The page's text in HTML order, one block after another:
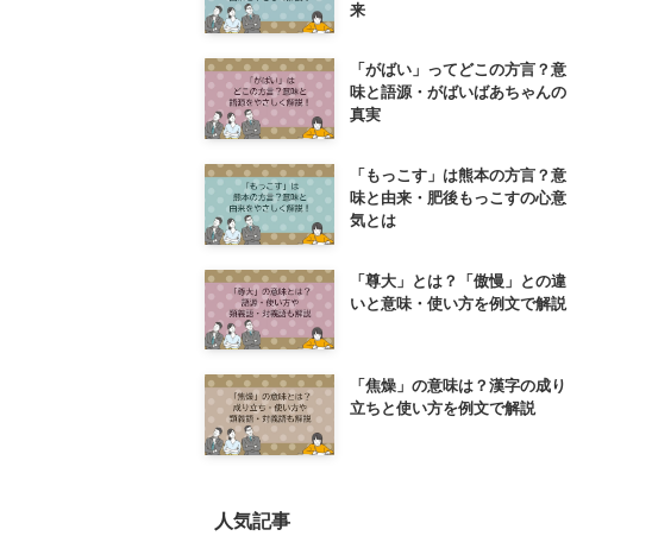
来
「がばい」ってどこの方言？意
味と語源・がばいばあちゃんの
真実
「もっこす」は熊本の方言？意
味と由来・肥後もっこすの心意
気とは
「尊大」とは？「傲慢」との違
いと意味・使い方を例文で解説
「焦燥」の意味は？漢字の成り
立ちと使い方を例文で解説
人気記事